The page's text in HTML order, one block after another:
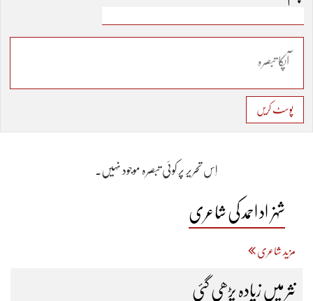
پوسٹ کریں
اِس تحریر پر کوئی تبصرہ موجود نہیں۔
شہزاد احمد کی شاعری
مزید شاعری
نثر میں زیادہ پڑھی گئی